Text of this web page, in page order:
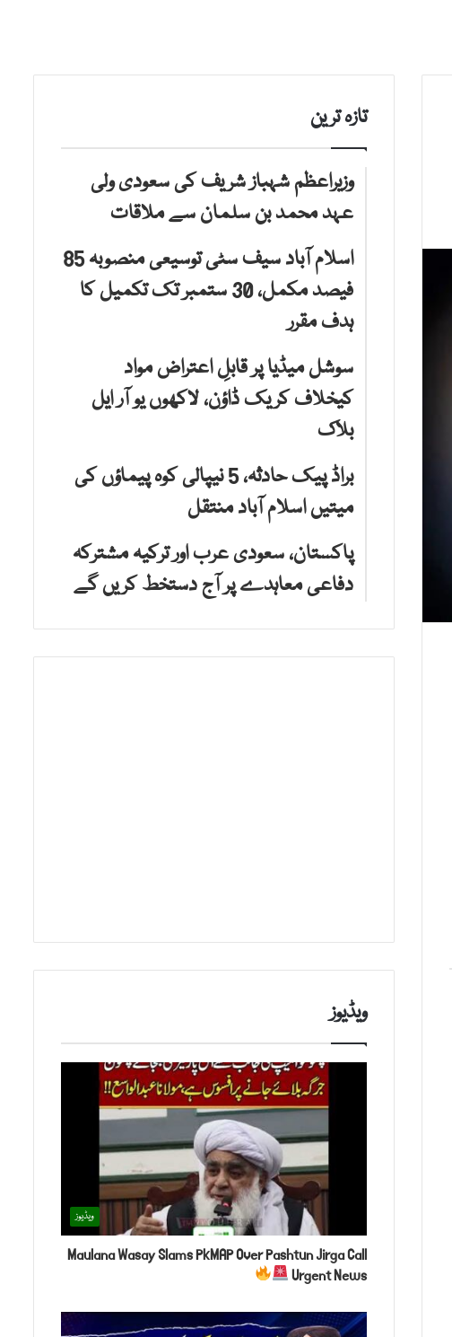
تازہ ترین
وزیراعظم شہباز شریف کی سعودی ولی
عہد محمد بن سلمان سے ملاقات
اسلام آباد سیف سٹی توسیعی منصوبہ 85
فیصد مکمل، 30 ستمبر تک تکمیل کا
ہدف مقرر
سوشل میڈیا پر قابلِ اعتراض مواد
کیخلاف کریک ڈاؤن، لاکھوں یو آر ایل
بلاک
براڈ پیک حادثہ، 5 نیپالی کوہ پیماؤں کی
میتیں اسلام آباد منتقل
پاکستان، سعودی عرب اور ترکیہ مشترکہ
دفاعی معاہدے پر آج دستخط کریں گے
ویڈیوز
ویڈیوز
Maulana Wasay Slams PkMAP Over Pashtun Jirga Call
Urgent News